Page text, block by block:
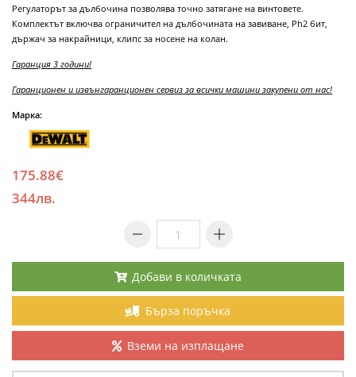
Регулаторът за дълбочина позволява точно затягане на винтовете.
Комплектът включва ограничител на дълбочината на завиване, Ph2 бит,
държач за накрайници, клипс за носене на колан.
Гаранция 3 години!
Гаранционен и извънгаранционен сервиз за всички машини закупени от нас!
Марка:
175.88€
344лв.
Добави в количката
Бърза поръчка
Вземи на изплащане